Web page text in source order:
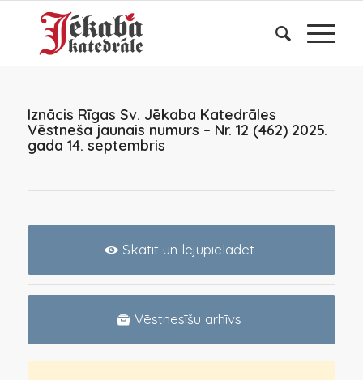
Iznācis Rīgas Sv. Jēkaba Katedrāles
Vēstneša jaunais numurs – Nr. 12 (462) 2025.
gada 14. septembris
Skatīt un lejupielādēt
Vēstnesīšu arhīvs